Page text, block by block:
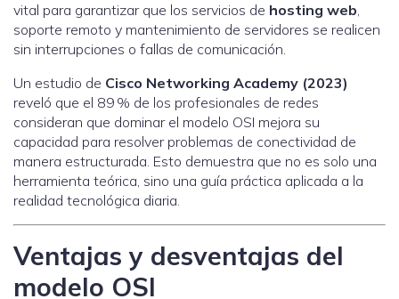
vital para garantizar que los servicios de hosting web,
soporte remoto y mantenimiento de servidores se realicen
sin interrupciones o fallas de comunicación.
Un estudio de Cisco Networking Academy (2023)
reveló que el 89 % de los profesionales de redes
consideran que dominar el modelo OSI mejora su
capacidad para resolver problemas de conectividad de
manera estructurada. Esto demuestra que no es solo una
herramienta teórica, sino una guía práctica aplicada a la
realidad tecnológica diaria.
Ventajas y desventajas del
modelo OSI